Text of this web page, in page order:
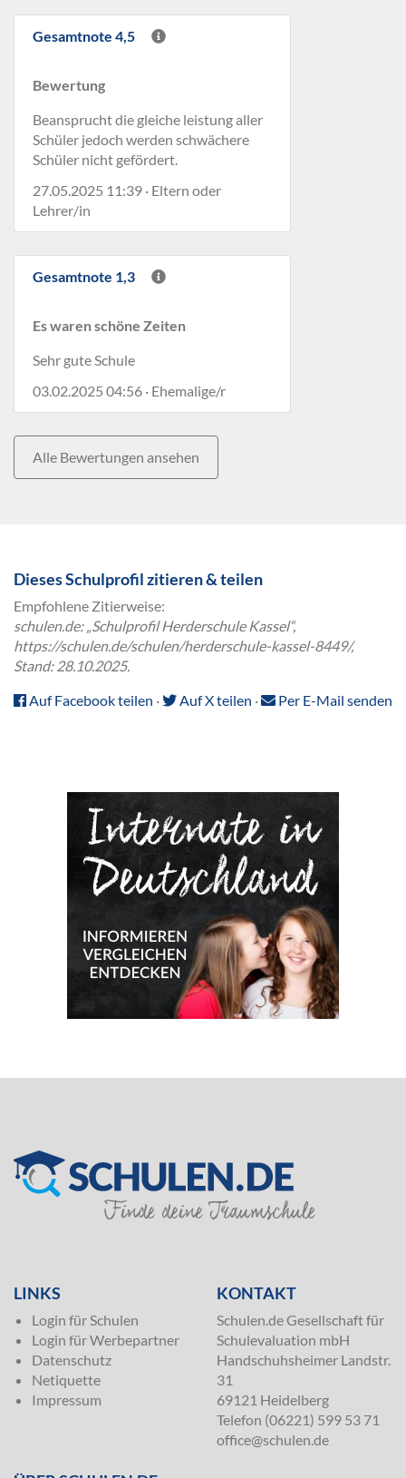
Gesamtnote 4,5
Bewertung
Beansprucht die gleiche leistung aller
Schüler jedoch werden schwächere
Schüler nicht gefördert.
27.05.2025 11:39 · Eltern oder
Lehrer/in
Gesamtnote 1,3
Es waren schöne Zeiten
Sehr gute Schule
03.02.2025 04:56 · Ehemalige/r
Alle Bewertungen ansehen
Dieses Schulprofil zitieren & teilen
Empfohlene Zitierweise:
schulen.de: „Schulprofil Herderschule Kassel“,
https://schulen.de/schulen/herderschule-kassel-8449/,
Stand: 28.10.2025.
Auf Facebook teilen · Auf X teilen · Per E-Mail senden
LINKS
Login für Schulen
Login für Werbepartner
Datenschutz
Netiquette
Impressum
KONTAKT
Schulen.de Gesellschaft für
Schulevaluation mbH
Handschuhsheimer Landstr.
31
69121 Heidelberg
Telefon (06221) 599 53 71
office@schulen.de